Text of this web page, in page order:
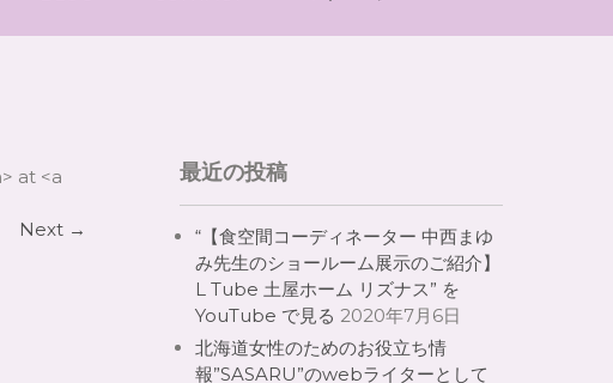
at <a
Next →
最近の投稿
“【食空間コーディネーター 中西まゆ
み先生のショールーム展示のご紹介】
L Tube 土屋ホーム リズナス” を
YouTube で見る 2020年7月6日
北海道女性のためのお役立ち情
報”SASARU”のwebライターとして